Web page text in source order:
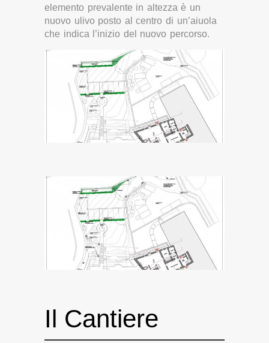
elemento prevalente in altezza è un
nuovo ulivo posto al centro di un’aiuola
che indica l’inizio del nuovo percorso.
Il Cantiere